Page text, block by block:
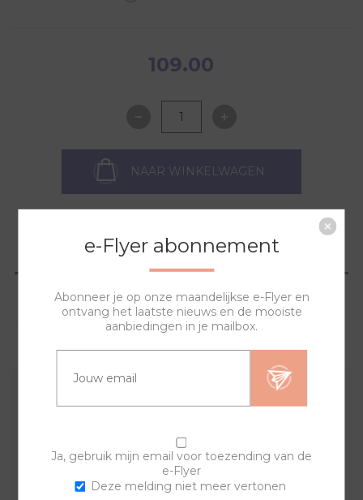
109.00
NAAR WINKELWAGEN
OVERZICHT
SPECIFICATIES
Met deze banden en sierringen creëer je een uniek en
Indien er een product uit de set niet meer op voorraad
is kan het zijn dat de set afwijkt van het plaatje en de
beschrijving. Indien je kiest voor een goudkleurig
e-Flyer abonnement
Abonneer je op onze maandelijkse e-Flyer en
ontvang het laatste nieuws en de mooiste
aanbiedingen in je mailbox.
Ja, gebruik mijn email voor toezending van de
e-Flyer
Deze melding niet meer vertonen